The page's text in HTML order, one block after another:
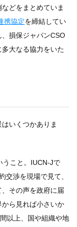
どをまとめていま
携協定を締結してい
損保ジャパンCSO
大なる協力をいた
いくつかありま
うこと。IUCN-Jで
交渉を現場で見て、
その声を政府に届
ら見れば小さいか
以上、国や組織や地